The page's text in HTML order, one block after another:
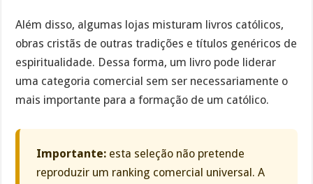
Além disso, algumas lojas misturam livros católicos,
obras cristãs de outras tradições e títulos genéricos de
espiritualidade. Dessa forma, um livro pode liderar
uma categoria comercial sem ser necessariamente o
mais importante para a formação de um católico.
Importante: esta seleção não pretende
reproduzir um ranking comercial universal. A